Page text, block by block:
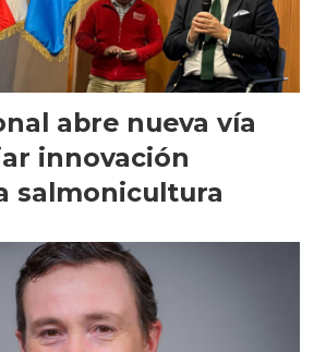
abre nueva vía
innovación
salmonicultura